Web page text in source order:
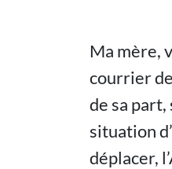
Ma mère,
courrier
de sa
situation
déplacer,